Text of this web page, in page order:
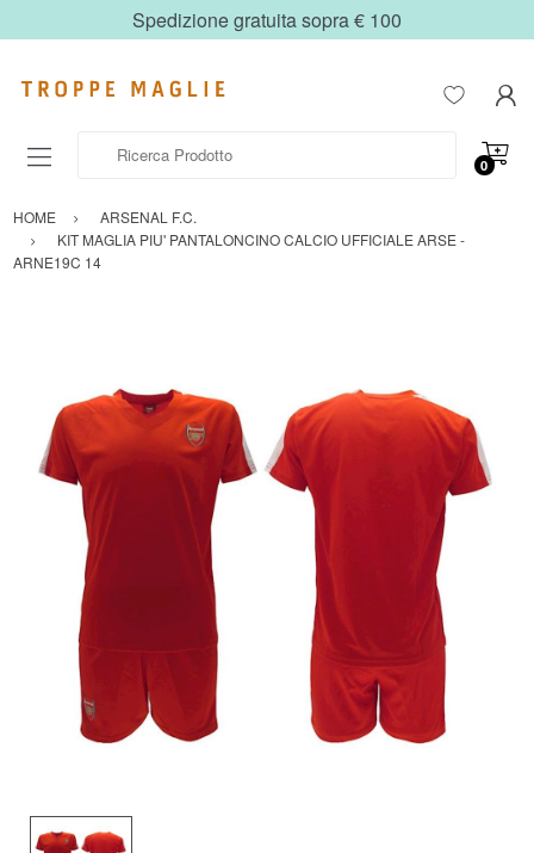
Spedizione gratuita sopra € 100
0
HOME
ARSENAL F.C.
KIT MAGLIA PIU' PANTALONCINO CALCIO UFFICIALE ARSE -
ARNE19C 14